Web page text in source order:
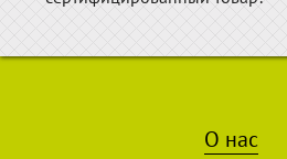
О нас